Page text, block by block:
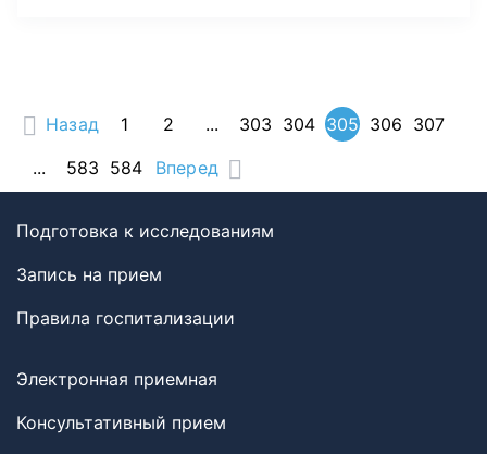
Назад 1 2 ... 303 304 305 306 307
...
583 584 Вперед
Подготовка к исследованиям
Запись на прием
Правила госпитализации
Электронная приемная
Консультативный прием